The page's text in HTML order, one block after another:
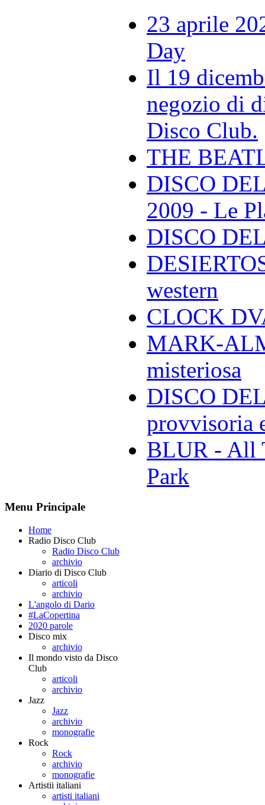
23 aprile
Day
Il 19
negozio di
Disco Club.
THE
DISCO
2009 - Le
DISCO
western
CLOCK
MARK-
misteriosa
DISCO
provvisoria
BLUR - All
Park
Menu Principale
Home
Radio Disco Club
Radio Disco Club
archivio
Diario di Disco Club
articoli
archivio
L'angolo di Dario
#LaCopertina
2020 parole
Disco mix
archivio
Il mondo visto da Disco
Club
articoli
archivio
Jazz
Jazz
archivio
monografie
Rock
Rock
archivio
monografie
Artistii italiani
artisti italiani